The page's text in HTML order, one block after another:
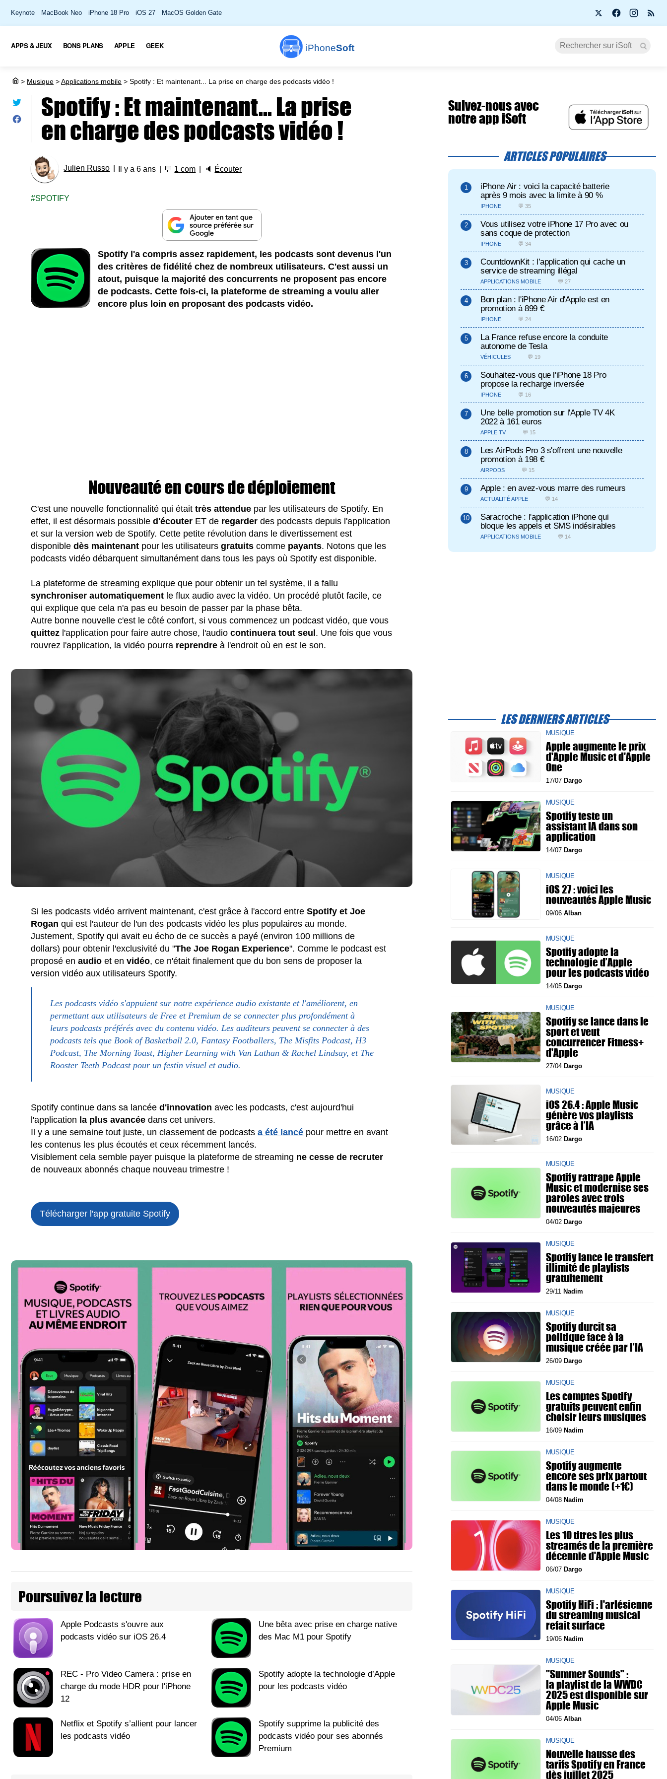
Keynote MacBook Neo iPhone 18 Pro iOS 27 MacOS Golden Gate
iPhoneSoft
APPS & JEUX BONS PLANS APPLE GEEK
> Musique >Applications mobile > Spotify : Et maintenant... La prise en charge des podcasts vidéo !
Spotify : Et maintenant... La prise
en charge des podcasts vidéo !
Julien Russo Il y a 6 ans 💬 1 com 🔈 Écouter
SPOTIFY
Spotify l'a compris assez rapidement, les podcasts sont devenus l'un
des critères de fidélité chez de nombreux utilisateurs. C'est aussi un
atout, puisque la majorité des concurrents ne proposent pas encore
de podcasts. Cette fois-ci, la plateforme de streaming a voulu aller
encore plus loin en proposant des podcasts vidéo.
Nouveauté en cours de déploiement
C'est une nouvelle fonctionnalité qui étaittrès attendue par les utilisateurs de Spotify. En
effet, il est désormais possibled'écouter ET de regarder des podcasts depuis l'application
et sur la version web de Spotify. Cette petite révolution dans le divertissement est
disponibledès maintenant pour les utilisateursgratuits comme payants. Notons que les
podcasts vidéo débarquent simultanément dans tous les pays où Spotify est disponible.
La plateforme de streaming explique que pour obtenir un tel système, il a fallu
synchroniser automatiquement le flux audio avec la vidéo. Un procédé plutôt facile, ce
qui explique que cela n'a pas eu besoin de passer par la phase bêta.
Autre bonne nouvelle c'est le côté confort, si vous commencez un podcast vidéo, que vous
quittez l'application pour faire autre chose, l'audiocontinuera tout seul. Une fois que vous
rouvrez l'application, la vidéo pourra reprendre à l'endroit où en est le son.
Si les podcasts vidéo arrivent maintenant, c'est grâce à l'accord entreSpotify et Joe
Rogan qui est l'auteur de l'un des podcasts vidéo les plus populaires au monde.
Justement, Spotify qui avait eu écho de ce succès a payé (environ 100 millions de
dollars) pour obtenir l'exclusivité du "The Joe Rogan Experience". Comme le podcast est
proposé enaudio et envidéo, ce n'était finalement que du bon sens de proposer la
version vidéo aux utilisateurs Spotify.
Les podcasts vidéo s'appuient sur notre expérience audio existante et l'améliorent, en
permettant aux utilisateurs de Free et Premium de se connecter plus profondément à
leurs podcasts préférés avec du contenu vidéo. Les auditeurs peuvent se connecter à des
podcasts tels que Book of Basketball 2.0, Fantasy Footballers, The Misfits Podcast, H3
Podcast, The Morning Toast, Higher Learning with Van Lathan & Rachel Lindsay, et The
Rooster Teeth Podcast pour un festin visuel et audio.
Spotify continue dans sa lancéed'innovation avec les podcasts, c'est aujourd'hui
l'application la plus avancée dans cet univers.
Il y a une semaine tout juste, un classement de podcastsa été lancé pour mettre en avant
les contenus les plus écoutés et ceux récemment lancés.
Visiblement cela semble payer puisque la plateforme de streaming ne cesse de recruter
de nouveaux abonnés chaque nouveau trimestre !
Télécharger l'app gratuite Spotify
Poursuivez la lecture
Apple Podcasts s'ouvre aux
podcasts vidéo sur iOS 26.4
Une bêta avec prise en charge native
des Mac M1 pour Spotify
REC - Pro Video Camera : prise en
charge du mode HDR pour l'iPhone
12
Spotify adopte la technologie d’Apple
pour les podcasts vidéo
Netflix et Spotify s’allient pour lancer
les podcasts vidéo
Spotify supprime la publicité des
podcasts vidéo pour ses abonnés
Premium
Suivez-nous avec
notre app iSoft
ARTICLES POPULAIRES
iPhone Air : voici la capacité batterie
après 9 mois avec la limite à 90 %
IPHONE 💬 35
Vous utilisez votre iPhone 17 Pro avec ou
sans coque de protection
IPHONE 💬 34
CountdownKit : l’application qui cache un
service de streaming illégal
APPLICATIONS MOBILE 💬 27
Bon plan : l'iPhone Air d'Apple est en
promotion à 899 €
IPHONE 💬 24
La France refuse encore la conduite
autonome de Tesla
VÉHICULES 💬 19
Souhaitez-vous que l'iPhone 18 Pro
propose la recharge inversée
IPHONE 💬 16
Une belle promotion sur l'Apple TV 4K
2022 à 161 euros
APPLE TV 💬 15
Les AirPods Pro 3 s'offrent une nouvelle
promotion à 198 €
AIRPODS 💬 15
Apple : en avez-vous marre des rumeurs
ACTUALITÉ APPLE 💬 14
Saracroche : l'application iPhone qui
bloque les appels et SMS indésirables
APPLICATIONS MOBILE 💬 14
LES DERNIERS ARTICLES
MUSIQUE
Apple augmente le prix
d'Apple Music et d'Apple
One
17/07 Dargo
MUSIQUE
Spotify teste un
assistant IA dans son
application
14/07 Dargo
MUSIQUE
iOS 27 : voici les
nouveautés Apple Music
09/06 Alban
MUSIQUE
Spotify adopte la
technologie d’Apple
pour les podcasts vidéo
14/05 Dargo
MUSIQUE
Spotify se lance dans le
sport et veut
concurrencer Fitness+
d'Apple
27/04 Dargo
MUSIQUE
iOS 26.4 : Apple Music
génère vos playlists
grâce à l’IA
16/02 Dargo
MUSIQUE
Spotify rattrape Apple
Music et modernise ses
paroles avec trois
nouveautés majeures
04/02 Dargo
MUSIQUE
Spotify lance le transfert
illimité de playlists
gratuitement
29/11 Nadim
MUSIQUE
Spotify durcit sa
politique face à la
musique créée par l’IA
26/09 Dargo
MUSIQUE
Les comptes Spotify
gratuits peuvent enfin
choisir leurs musiques
16/09 Nadim
MUSIQUE
Spotify augmente
encore ses prix partout
dans le monde (+1€)
04/08 Nadim
MUSIQUE
Les 10 titres les plus
streamés de la première
décennie d'Apple Music
06/07 Dargo
MUSIQUE
Spotify HiFi : l'arlésienne
du streaming musical
refait surface
19/06 Nadim
MUSIQUE
"Summer Sounds" :
la playlist de la WWDC
2025 est disponible sur
Apple Music
04/06 Alban
MUSIQUE
Nouvelle hausse des
tarifs Spotify en France
dès juillet 2025